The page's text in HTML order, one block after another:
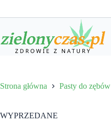
Strona główna Pasty do zębów
WYPRZEDANE